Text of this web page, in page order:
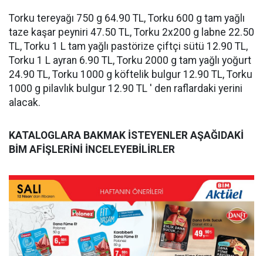
Torku tereyağı 750 g 64.90 TL, Torku 600 g tam yağlı
taze kaşar peyniri 47.50 TL, Torku 2x200 g labne 22.50
TL, Torku 1 L tam yağlı pastörize çiftçi sütü 12.90 TL,
Torku 1 L ayran 6.90 TL, Torku 2000 g tam yağlı yoğurt
24.90 TL, Torku 1000 g köftelik bulgur 12.90 TL, Torku
1000 g pilavlık bulgur 12.90 TL ' den raflardaki yerini
alacak.
KATALOGLARA BAKMAK İSTEYENLER AŞAĞIDAKİ
BİM AFİŞLERİNİ İNCELEYEBİLİRLER